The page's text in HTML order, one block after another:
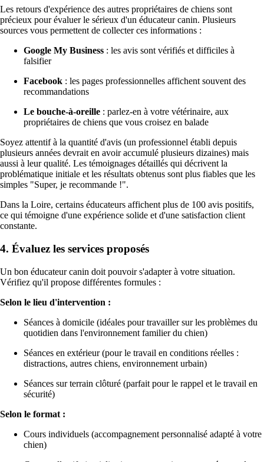
Les retours d'expérience des autres propriétaires de chiens sont
précieux pour évaluer le sérieux d'un éducateur canin. Plusieurs
sources vous permettent de collecter ces informations :
Google My Business : les avis sont vérifiés et difficiles à
falsifier
Facebook : les pages professionnelles affichent souvent des
recommandations
Le bouche-à-oreille : parlez-en à votre vétérinaire, aux
propriétaires de chiens que vous croisez en balade
Soyez attentif à la quantité d'avis (un professionnel établi depuis
plusieurs années devrait en avoir accumulé plusieurs dizaines) mais
aussi à leur qualité. Les témoignages détaillés qui décrivent la
problématique initiale et les résultats obtenus sont plus fiables que les
simples "Super, je recommande !".
Dans la Loire, certains éducateurs affichent plus de 100 avis positifs,
ce qui témoigne d'une expérience solide et d'une satisfaction client
constante.
4. Évaluez les services proposés
Un bon éducateur canin doit pouvoir s'adapter à votre situation.
Vérifiez qu'il propose différentes formules :
Selon le lieu d'intervention :
Séances à domicile (idéales pour travailler sur les problèmes du
quotidien dans l'environnement familier du chien)
Séances en extérieur (pour le travail en conditions réelles :
distractions, autres chiens, environnement urbain)
Séances sur terrain clôturé (parfait pour le rappel et le travail en
sécurité)
Selon le format :
Cours individuels (accompagnement personnalisé adapté à votre
chien)